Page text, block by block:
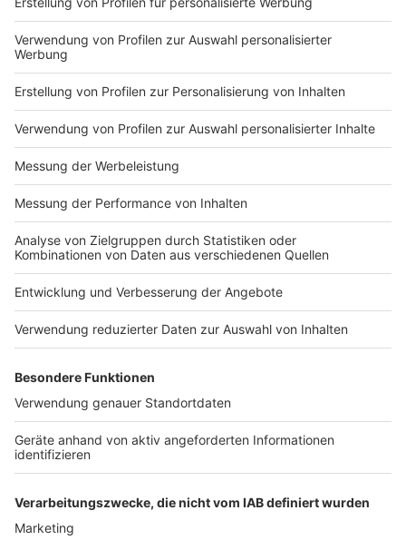
Impressum
Nutzungsbedingungen
Jobs
Presse
Werben
Archiv
ANTENNE BAYERN GROUP
Stiftung ANTENNE BAYERN
hilft
Teilnahmebedingungen
Kontakt
Studio-Hotline
Verkehrs-Hotline
Newsletter